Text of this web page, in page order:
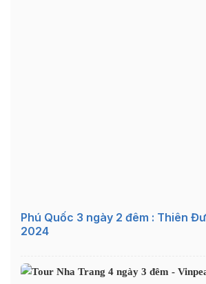
Phú Quốc 3 ngày 2 đêm : Thiên
2024